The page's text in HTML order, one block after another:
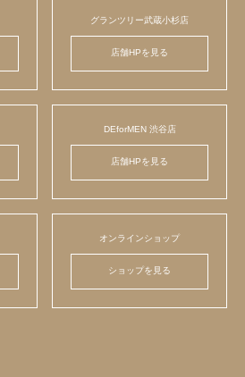
グランツリー武蔵小杉店
店舗HPを見る
DEforMEN 渋谷店
店舗HPを見る
オンラインショップ
ショップを見る